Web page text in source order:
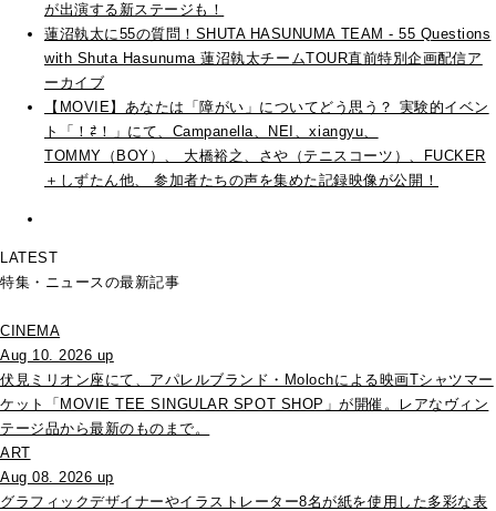
が出演する新ステージも！
蓮沼執太に55の質問！SHUTA HASUNUMA TEAM - 55 Questions
with Shuta Hasunuma 蓮沼執太チームTOUR直前特別企画配信ア
ーカイブ
【MOVIE】あなたは「障がい」についてどう思う？ 実験的イベン
ト「！⇄！」にて、Campanella、NEI、xiangyu、
TOMMY（BOY）、 大橋裕之、さや（テニスコーツ）、FUCKER
＋しずたん他、 参加者たちの声を集めた記録映像が公開！
LATEST
特集・ニュースの最新記事
CINEMA
Aug 10. 2026 up
伏見ミリオン座にて、アパレルブランド・Molochによる映画Tシャツマー
ケット「MOVIE TEE SINGULAR SPOT SHOP」が開催。レアなヴィン
テージ品から最新のものまで。
ART
Aug 08. 2026 up
グラフィックデザイナーやイラストレーター8名が紙を使用した多彩な表